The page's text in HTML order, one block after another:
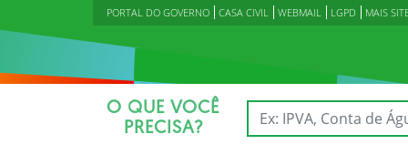
PORTAL DO GOVERNO CASA CIVIL WEBMAIL LGPD MAIS
O QUE VOCÊ
PRECISA?